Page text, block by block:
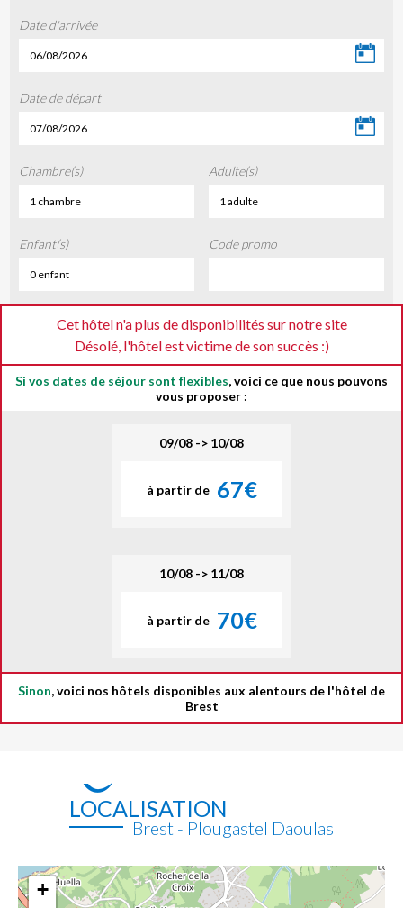
Date d'arrivée
06/08/2026
Date de départ
07/08/2026
Chambre(s)
1 chambre
Adulte(s)
1 adulte
Enfant(s)
0 enfant
Code promo
Cet hôtel n'a plus de disponibilités sur notre site
Désolé, l'hôtel est victime de son succès :)
Si vos dates de séjour sont flexibles, voici ce que nous pouvons
vous proposer :
09/08 -> 10/08
à partir de 67€
10/08 -> 11/08
à partir de 70€
Sinon, voici nos hôtels disponibles aux alentours de l'hôtel de
Brest
LOCALISATION
Brest - Plougastel Daoulas
+